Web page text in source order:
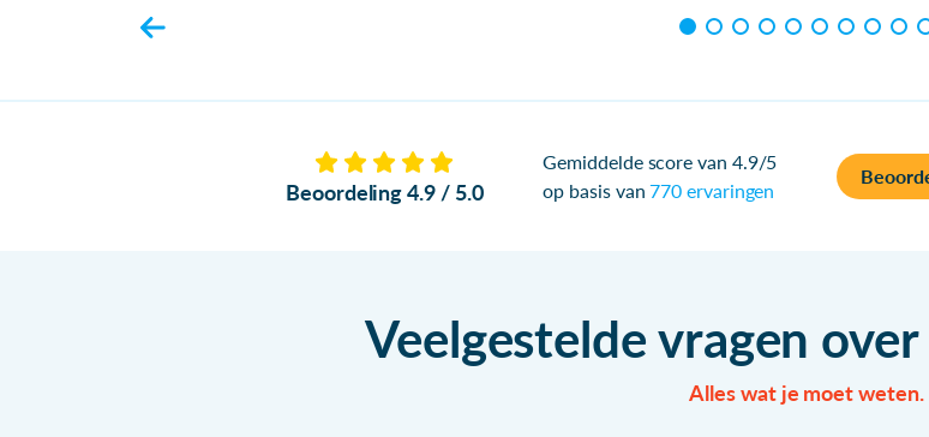
Beoordeling 4.9 / 5.0
Gemiddelde score van 4.9/5
op basis van770 ervaringen
Veelgestelde vragen
Alles wat je moet weten.